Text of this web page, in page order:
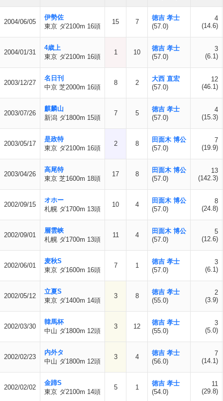
2004/06/05
伊勢佐
東京 ダ2100m 16頭
15 7
徳吉 孝士
(57.0)
4
(14.6)
2004/01/31
4歳上
東京 ダ2100m 16頭
1 10
徳吉 孝士
(57.0)
3
(6.1)
2003/12/27
名日刊
中京 芝2000m 16頭
8 2
大西 直宏
(57.0)
12
(46.1)
2003/07/26
麒麟山
新潟 ダ1800m 15頭
7 5
徳吉 孝士
(57.0)
4
(15.3)
2003/05/17
是政特
東京 ダ2100m 16頭
2 8
田面木 博公
(57.0)
7
(19.9)
2003/04/26
高尾特
東京 芝1600m 18頭
17 8
田面木 博公
(57.0)
13
(142.3)
2002/09/15
オホー
札幌 ダ1700m 13頭
10 4
田面木 博公
(57.0)
8
(24.8)
2002/09/01
層雲峡
札幌 ダ1700m 13頭
11 4
田面木 博公
(57.0)
5
(12.6)
2002/06/01
麦秋S
東京 ダ1600m 16頭
7 1
徳吉 孝士
(57.0)
3
(6.1)
2002/05/12
立夏S
東京 ダ1400m 14頭
3 8
徳吉 孝士
(55.0)
2
(3.9)
2002/03/30
韓馬杯
中山 ダ1800m 12頭
3 12
徳吉 孝士
(55.0)
3
(5.0)
2002/02/23
内外タ
中山 ダ1800m 12頭
3 4
徳吉 孝士
(56.0)
7
(14.1)
2002/02/02
金蹄S
東京 ダ2100m 14頭
5 1
徳吉 孝士
(54.0)
11
(29.8)